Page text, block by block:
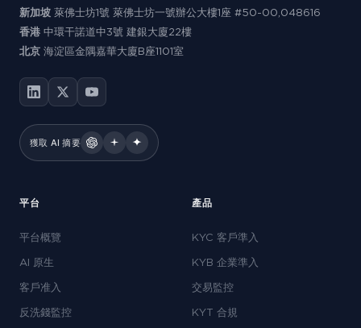
新加坡 萊佛士坊1號 萊佛士坊一號辦公大樓1座 #50-00,048616
香港 中環干諾道中3號 建銀大廈22樓
北京 海淀區金隅嘉華大廈B座1101室
獲取 AI 摘要
平台
平台概覽
AI 原生
客戶准入
反洗錢監控
產品
KYC 客戶準入
KYB 企業準入
交易監控
KYT 合規